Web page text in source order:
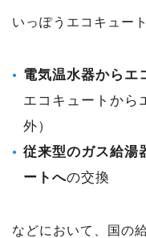
いっぽうエコキュー
電気温水器からエ
エコキュートから
外）
従来型のガス給湯
ートへの交換
などにおいて、国の